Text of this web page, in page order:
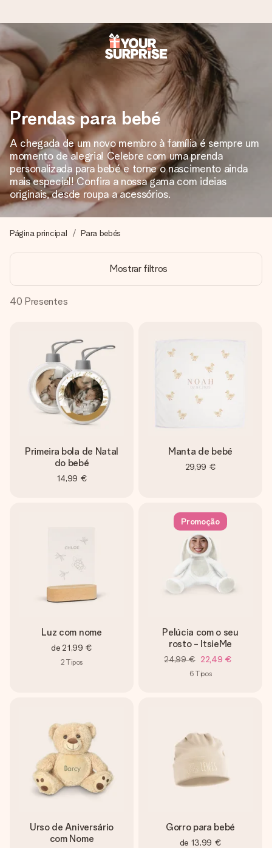
Encomende hoje, envio em 1 dia útil
Preparamos o teu presente com toda a atenção e
enviamos num instante - para que possas oferece-lo na
hora certa, quando mais importa.
4,7 (com base em +15.000 avaliações)
Os nossos presentes inspiram. Os clientes avaliam-nos
com 4,7 no Google Reviews.
Cria algo único em apenas alguns passos - com o nome
dela, uma foto ou uma mensagem que realmente toca o
coração. Sem complicações, apenas todo o amor num
momento especial.
Prendas para bebé
A chegada de um novo membro à família é sempre um
momento de alegria! Celebre com uma prenda
personalizada para bebé e torne o nascimento ainda
mais especial! Confira a nossa gama com ideias
originais, desde roupa a acessórios.
Página principal Para bebés
Mostrar filtros
40 Presentes
Primeira bola de Natal
do bebé
14,99 €
Manta de bebé
29,99 €
Luz com nome
de 21,99 €
2 Tipos
Promoção
Pelúcia com o seu
rosto - ItsieMe
24,99 € 22,49 €
6 Tipos
Urso de Aniversário
com Nome
Gorro para bebé
de 13,99 €